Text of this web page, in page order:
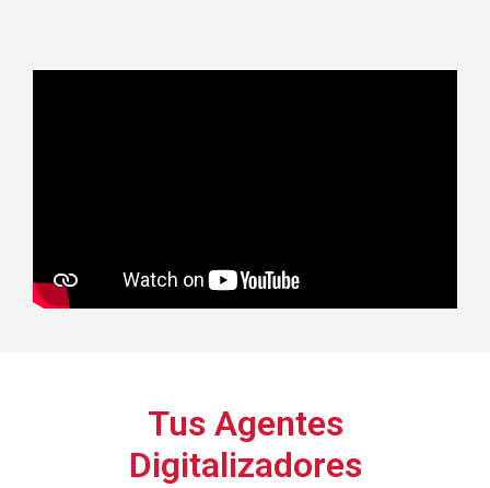
Tus Agentes
Digitalizadores